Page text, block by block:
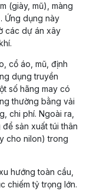
(giày, mũ), màng
Ứng dụng này
các dự án xây
cổ áo, mũ, định
dụng truyền
số hãng may có
thường bằng vải
chi phí. Ngoài ra,
sản xuất túi thân
cho nilon) trong
hướng toàn cầu,
chiếm tỷ trọng lớn.